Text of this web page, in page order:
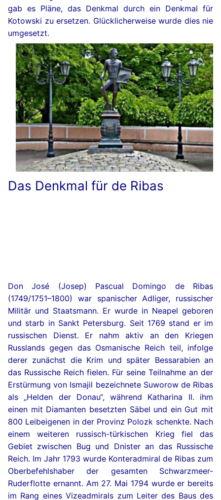
gab es Pläne, das Denkmal durch ein Denkmal für
Kotowski zu ersetzen. Glücklicherweise wurde dies nie
umgesetzt.
Das Denkmal für de Ribas
Don José (Josep) Pascual Domingo de Ribas
(1749/1751–1800) war spanischer Adliger, russischer
Militär und Staatsmann. Er wurde in Neapel geboren
und starb in Sankt Petersburg. Seit 1769 stand er im
russischen Dienst. Er nahm aktiv an den Kriegen
Russlands gegen das Osmanische Reich teil, infolge
derer zunächst die Krim und später Bessarabien an
das Russische Reich fielen. Für seine Teilnahme an der
Erstürmung von Ismajil bezeichnete Suworow de Ribas
als „Helden der Donau“, während Katharina II. ihm
einen mit Diamanten besetzten Säbel und ein Gut mit
800 Leibeigenen in der Provinz Polozk schenkte. Nach
einem weiteren russisch-türkischen Krieg fiel das
Gebiet zwischen Bug und Dnister an das Russische
Reich. Im Jahr 1793 wurde Konteradmiral de Ribas zum
Oberbefehlshaber der gesamten Schwarzmeer-
Ruderflotte ernannt. Am 27. Mai 1794 wurde er bereits
im Rang eines Vizeadmirals zum Leiter des Baus des